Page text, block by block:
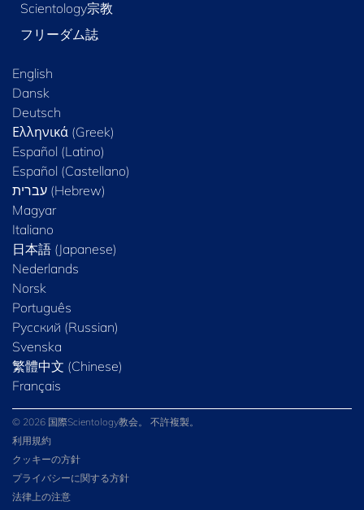
Scientology宗教
フリーダム誌
English
Dansk
Deutsch
Ελληνικά (Greek)
Español (Latino)
Español (Castellano)
Magyar
Italiano
日本語 (Japanese)
Nederlands
Norsk
Português
Русский (Russian)
Svenska
繁體中文 (Chinese)
Français
© 2026 国際Scientology教会。 不許複製。
利用規約
クッキーの方針
プライバシーに関する方針
法律上の注意